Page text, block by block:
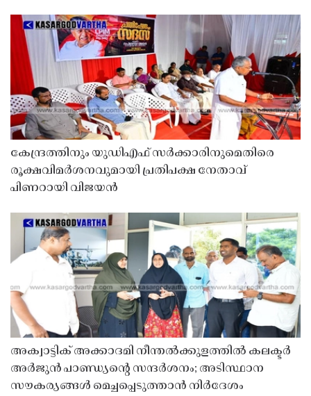
കേന്ദ്രത്തിനും യുഡിഎഫ് സർക്കാരിനുമെതിരെ
രൂക്ഷവിമർശനവുമായി പ്രതിപക്ഷ നേതാവ്
പിണറായി വിജയൻ
അക്വാട്ടിക് അക്കാദമി നീന്തൽക്കുളത്തിൽ കലക്ടർ
അർജുൻ പാണ്ഡ്യൻ്റെ സന്ദർശനം; അടിസ്ഥാന
സൗകര്യങ്ങൾ മെച്ചപ്പെടുത്താൻ നിർദേശം